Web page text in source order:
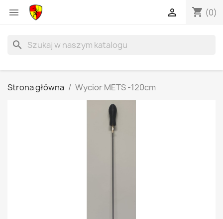
 shopping_cart (0)

search
Strona główna Wycior METS -120cm